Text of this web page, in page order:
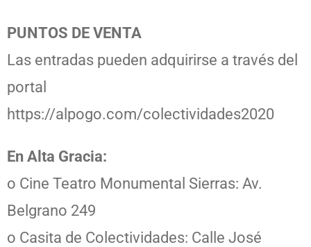
PUNTOS DE VENTA
Las entradas pueden adquirirse a través del
portal
https://alpogo.com/colectividades2020
En Alta Gracia:
o Cine Teatro Monumental Sierras: Av.
Belgrano 249
o Casita de Colectividades: Calle José